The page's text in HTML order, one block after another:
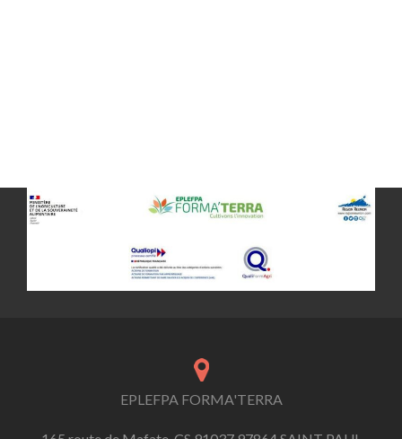
EPLEFPA FORMA'TERRA